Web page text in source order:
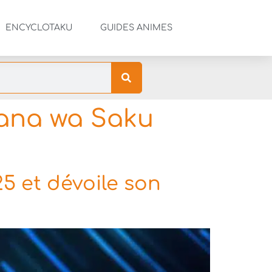
ENCYCLOTAKU GUIDES ANIMES
wa Saku
et dévoile son